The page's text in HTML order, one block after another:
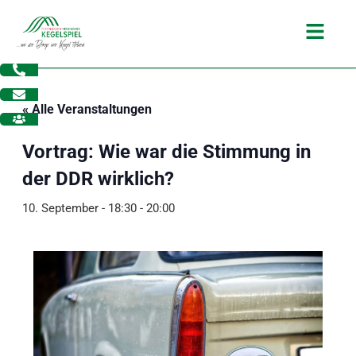
Inhalt
springen
Main
« Alle Veranstaltungen
Vortrag: Wie war die Stimmung in
der DDR wirklich?
10. September - 18:30- 20:00